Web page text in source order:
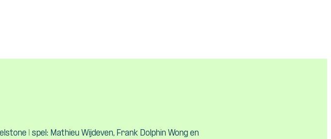
| spel: Mathieu Wijdeven, Frank Dolphin Wong en